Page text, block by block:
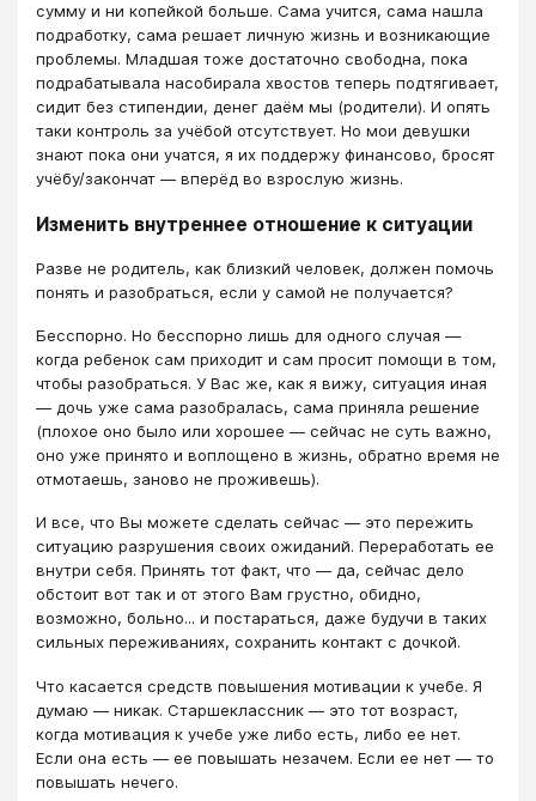
сумму и ни копейкой больше. Сама учится, сама нашла
подработку, сама решает личную жизнь и возникающие
проблемы. Младшая тоже достаточно свободна, пока
подрабатывала насобирала хвостов теперь подтягивает,
сидит без стипендии, денег даём мы (родители). И опять
таки контроль за учёбой отсутствует. Но мои девушки
знают пока они учатся, я их поддержу финансово, бросят
учёбу/закончат — вперёд во взрослую жизнь.
Изменить внутреннее отношение к ситуации
Разве не родитель, как близкий человек, должен помочь
понять и разобраться, если у самой не получается?
Бесспорно. Но бесспорно лишь для одного случая —
когда ребенок сам приходит и сам просит помощи в том,
чтобы разобраться. У Вас же, как я вижу, ситуация иная
— дочь уже сама разобралась, сама приняла решение
(плохое оно было или хорошее — сейчас не суть важно,
оно уже принято и воплощено в жизнь, обратно время не
отмотаешь, заново не проживешь).
И все, что Вы можете сделать сейчас — это пережить
ситуацию разрушения своих ожиданий. Переработать ее
внутри себя. Принять тот факт, что — да, сейчас дело
обстоит вот так и от этого Вам грустно, обидно,
возможно, больно... и постараться, даже будучи в таких
сильных переживаниях, сохранить контакт с дочкой.
Что касается средств повышения мотивации к учебе. Я
думаю — никак. Старшеклассник — это тот возраст,
когда мотивация к учебе уже либо есть, либо ее нет.
Если она есть — ее повышать незачем. Если ее нет — то
повышать нечего.